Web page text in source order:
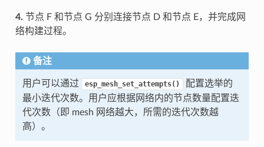
4. 节点 F 和节点 G 分别连接节点 D 和节点 E，并完成网
络构建过程。
备注
用户可以通过 esp_mesh_set_attempts()
配置选举的
最小迭代次数。用户应根据网络内的节点数量配置迭
代次数（即 mesh 网络越大，所需的迭代次数越
高）。